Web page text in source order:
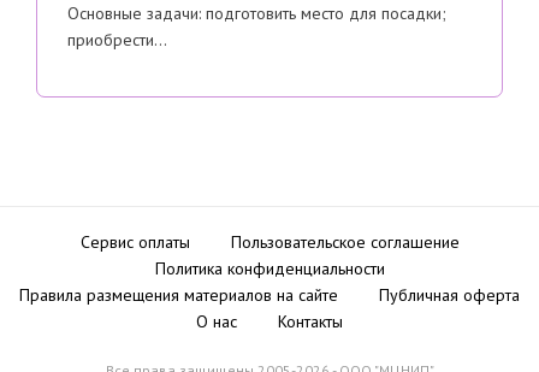
Основные задачи: подготовить место для посадки;
приобрести…
Сервис оплаты
Пользовательское соглашение
Политика конфиденциальности
Правила размещения материалов на сайте
Публичная оферта
О нас
Контакты